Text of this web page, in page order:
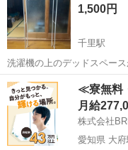
1,500円
千里駅
洗濯機の上のデッドスペース
三重 津市 千里駅
≪寮無料
月給
株式会社
愛知県 大府